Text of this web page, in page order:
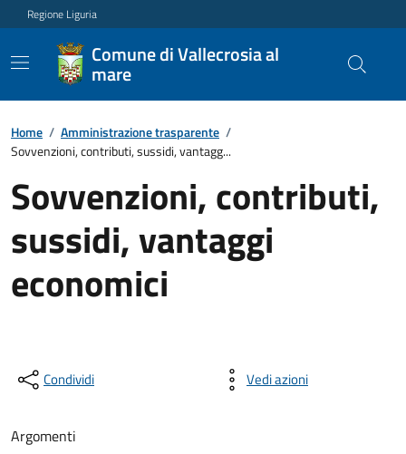
Regione Liguria
Comune di Vallecrosia al
mare
Home / Amministrazione trasparente /
Sovvenzioni, contributi, sussidi, vantagg...
Sovvenzioni, contributi,
sussidi, vantaggi
economici
Condividi Vedi azioni
Argomenti